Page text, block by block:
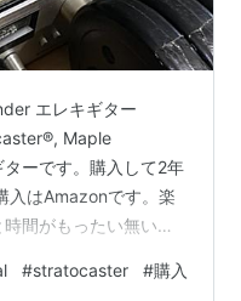
エレキギター
Maple
ーです。購入して2年
入はAmazonです。楽
間がもったい無いと
無いだろうと試し弾き
#stratocaster #購入